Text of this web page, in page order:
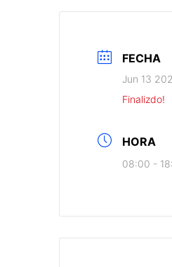
FECHA
Jun 13
Finalizdo!
HORA
08:00 -